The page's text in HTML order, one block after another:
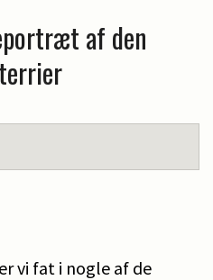
af den
vi fat i nogle af de